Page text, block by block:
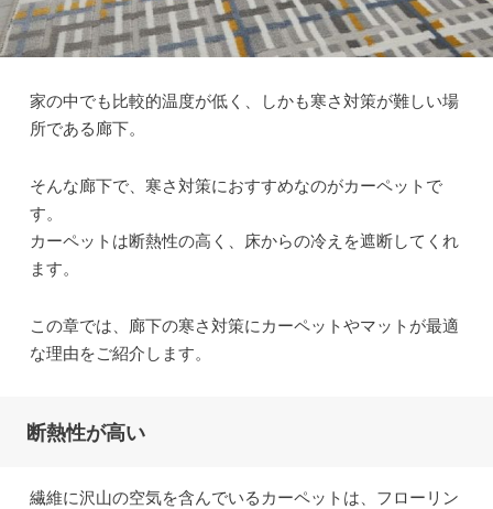
家の中でも比較的温度が低く、しかも寒さ対策が難しい場
所である廊下。
そんな廊下で、寒さ対策におすすめなのがカーペットで
す。
カーペットは断熱性の高く、床からの冷えを遮断してくれ
ます。
この章では、廊下の寒さ対策にカーペットやマットが最適
な理由をご紹介します。
断熱性が高い
繊維に沢山の空気を含んでいるカーペットは、フローリン